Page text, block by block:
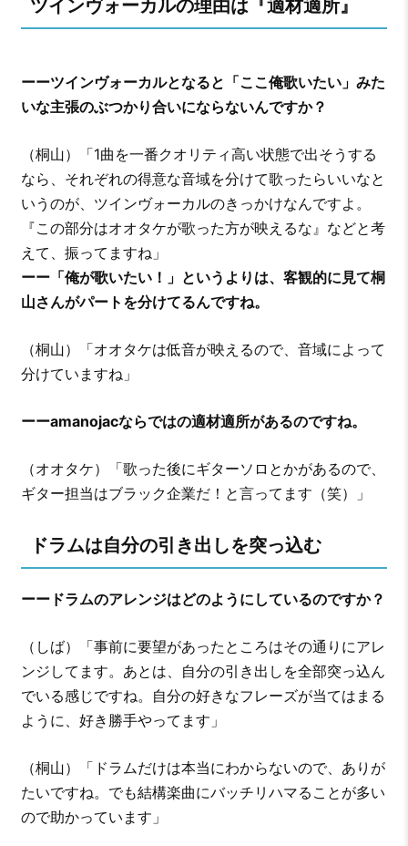
ツインヴォーカルの理由は『適材適所』
ーーツインヴォーカルとなると「ここ俺歌いたい」みた
いな主張のぶつかり合いにならないんですか？
（桐山）「1曲を一番クオリティ高い状態で出そうする
なら、それぞれの得意な音域を分けて歌ったらいいなと
いうのが、ツインヴォーカルのきっかけなんですよ。
『この部分はオオタケが歌った方が映えるな』などと考
えて、振ってますね」
ーー「俺が歌いたい！」というよりは、客観的に見て桐
山さんがパートを分けてるんですね。
（桐山）「オオタケは低音が映えるので、音域によって
分けていますね」
ーーamanojacならではの適材適所があるのですね。
（オオタケ）「歌った後にギターソロとかがあるので、
ギター担当はブラック企業だ！と言ってます（笑）」
ドラムは自分の引き出しを突っ込む
ーードラムのアレンジはどのようにしているのですか？
（しば）「事前に要望があったところはその通りにアレ
ンジしてます。あとは、自分の引き出しを全部突っ込ん
でいる感じですね。自分の好きなフレーズが当てはまる
ように、好き勝手やってます」
（桐山）「ドラムだけは本当にわからないので、ありが
たいですね。でも結構楽曲にバッチリハマることが多い
ので助かっています」